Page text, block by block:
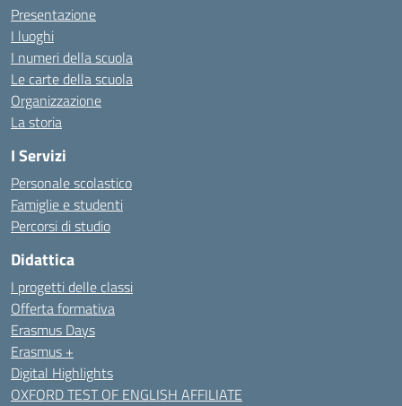
Presentazione
I luoghi
I numeri della scuola
Le carte della scuola
Organizzazione
La storia
I Servizi
Personale scolastico
Famiglie e studenti
Percorsi di studio
Didattica
I progetti delle classi
Offerta formativa
Erasmus Days
Erasmus +
Digital Highlights
OXFORD TEST OF ENGLISH AFFILIATE